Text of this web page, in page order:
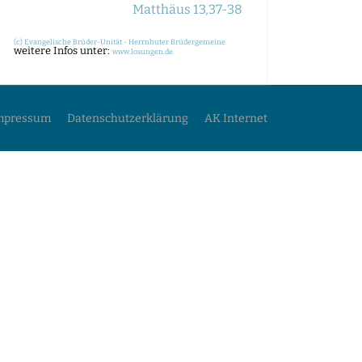
Matthäus 13,37-38
(c) Evangelische Brüder-Unität - Herrnhuter Brüdergemeine
weitere Infos unter: www.losungen.de
Datenschutzerklärung AK Internet